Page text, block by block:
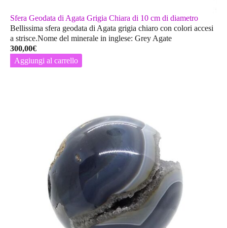
Sfera Geodata di Agata Grigia Chiara di 10 cm di diametro
Bellissima sfera geodata di Agata grigia chiaro con colori accesi
a strisce.Nome del minerale in inglese: Grey Agate
300,00€
Aggiungi al carrello